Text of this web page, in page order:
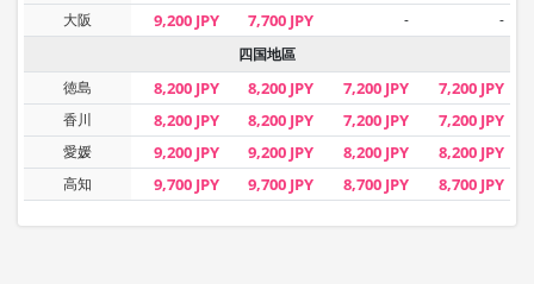
大阪
9,200 JPY 7,700 JPY -
-
四国地區
徳島
8,200 JPY 8,200 JPY 7,200 JPY 7,200 JPY
香川 8,200 JPY 8,200 JPY 7,200 JPY 7,200 JPY
愛媛 9,200 JPY 9,200 JPY 8,200 JPY 8,200 JPY
高知 9,700 JPY 9,700 JPY 8,700 JPY 8,700 JPY